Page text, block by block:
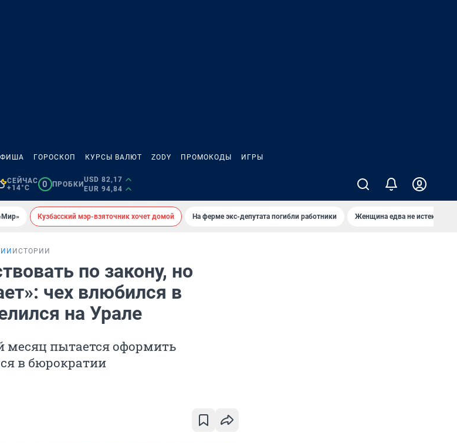
ГОРОСКОП КУРСЫ ВАЛЮТ ZODY ПРОМОКОДЫ ИГРЫ
СЕЙЧАС
+14°C
0 ПРОБКИ
USD 82,17
EUR 94,84
Кузбасский мэр-взяточник хочет домой На ферме экс-депутата погибли работники Женщина едва не истекла
ИСТОРИИ
по закону, но
чех влюбился в
на Урале
месяц пытается оформить
в бюрократии